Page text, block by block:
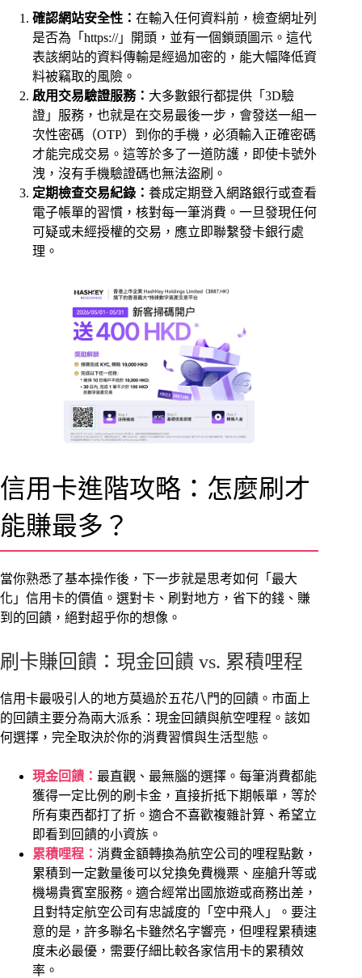
確認網站安全性： 在輸入任何資料前，檢查網址列
是否為「https://」開頭，並有一個鎖頭圖示。這代
表該網站的資料傳輸是經過加密的，能大幅降低資
料被竊取的風險。
啟用交易驗證服務： 大多數銀行都提供「3D驗
證」服務，也就是在交易最後一步，會發送一組一
次性密碼（OTP）到你的手機，必須輸入正確密碼
才能完成交易。這等於多了一道防護，即使卡號外
洩，沒有手機驗證碼也無法盜刷。
定期檢查交易紀錄： 養成定期登入網路銀行或查看
電子帳單的習慣，核對每一筆消費。一旦發現任何
可疑或未經授權的交易，應立即聯繫發卡銀行處
理。
信用卡進階攻略：怎麼刷才
能賺最多？
當你熟悉了基本操作後，下一步就是思考如何「最大
化」信用卡的價值。選對卡、刷對地方，省下的錢、賺
到的回饋，絕對超乎你的想像。
刷卡賺回饋：現金回饋 vs. 累積哩程
信用卡最吸引人的地方莫過於五花八門的回饋。市面上
的回饋主要分為兩大派系：現金回饋與航空哩程。該如
何選擇，完全取決於你的消費習慣與生活型態。
現金回饋： 最直觀、最無腦的選擇。每筆消費都能
獲得一定比例的刷卡金，直接折抵下期帳單，等於
所有東西都打了折。適合不喜歡複雜計算、希望立
即看到回饋的小資族。
累積哩程： 消費金額轉換為航空公司的哩程點數，
累積到一定數量後可以兌換免費機票、座艙升等或
機場貴賓室服務。適合經常出國旅遊或商務出差，
且對特定航空公司有忠誠度的「空中飛人」。要注
意的是，許多聯名卡雖然名字響亮，但哩程累積速
度未必最優，需要仔細比較各家信用卡的累積效
率。